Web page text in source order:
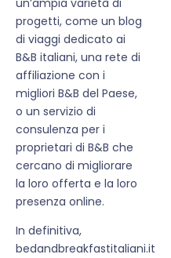
progetti, come un blog
di viaggi dedicato ai
B&B italiani, una rete di
affiliazione con i
migliori B&B del Paese,
o un servizio di
consulenza per i
proprietari di B&B che
cercano di migliorare
la loro offerta e la loro
presenza online.
In definitiva,
bedandbreakfastitaliani.it